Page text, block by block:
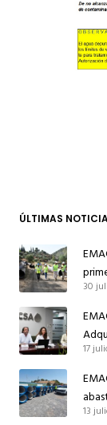
ÚLTIMAS
el
30
sus
17
13